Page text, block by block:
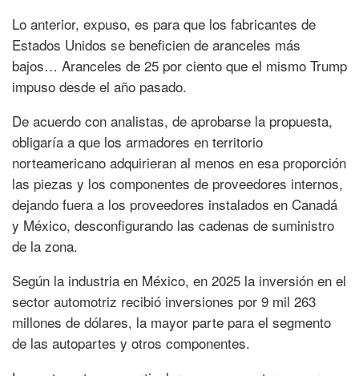
Lo anterior, expuso, es para que los fabricantes de
Estados Unidos se beneficien de aranceles más
bajos… Aranceles de 25 por ciento que el mismo Trump
impuso desde el año pasado.
De acuerdo con analistas, de aprobarse la propuesta,
obligaría a que los armadores en territorio
norteamericano adquirieran al menos en esa proporción
las piezas y los componentes de proveedores internos,
dejando fuera a los proveedores instalados en Canadá
y México, desconfigurando las cadenas de suministro
de la zona.
Según la industria en México, en 2025 la inversión en el
sector automotriz recibió inversiones por 9 mil 263
millones de dólares, la mayor parte para el segmento
de las autopartes y otros componentes.